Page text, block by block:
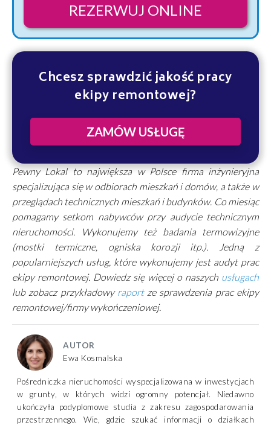
REZERWUJ ONLINE
Chcesz sprawdzić jakość pracy
ekipy remontowej?
ZAMÓW USŁUGĘ
Pewny Lokal to największa w Polsce firma inżynieryjna
specjalizująca się w odbiorach mieszkań i domów, a także w
przeglądach technicznych mieszkań i budynków. Co miesiąc
pomagamy setkom nabywców przy audycie technicznym
nieruchomości. Wykonujemy też badania termowizyjne
(mostki termiczne, ogniska korozji itp.). Jedną z
popularniejszych usług, które wykonujemy jest audyt prac
ekipy remontowej. Dowiedz się więcej o naszych usługach
lub zobacz przykładowy raportze sprawdzenia prac ekipy
remontowej/firmy wykończeniowej.
AUTOR
Ewa Kosmalska
Pośredniczka nieruchomości wyspecjalizowana w inwestycjach
w grunty, w których widzi ogromny potencjał. Niedawno
ukończyła podyplomowe studia z zakresu zagospodarowania
przestrzennego. Wie, gdzie szukać informacji o działkach